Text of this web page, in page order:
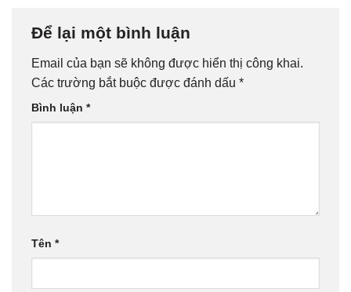
Để lại một bình luận
Email của bạn sẽ không được hiển thị công khai.
Các trường bắt buộc được đánh dấu *
Bình luận *
Tên *